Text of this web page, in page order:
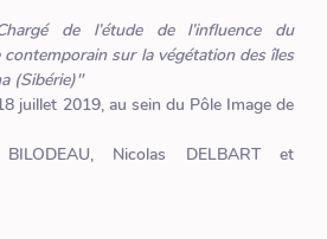
de l’étude de l’influence du
sur la végétation des îles
(Sibérie)"
juillet 2019, au sein du Pôle Image de
Nicolas DELBART et